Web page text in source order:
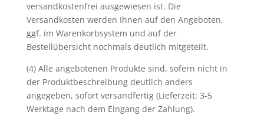
versandkostenfrei ausgewiesen ist. Die
Versandkosten werden Ihnen auf den Angeboten,
ggf. im Warenkorbsystem und auf der
Bestellübersicht nochmals deutlich mitgeteilt.
(4) Alle angebotenen Produkte sind, sofern nicht in
der Produktbeschreibung deutlich anders
angegeben, sofort versandfertig (Lieferzeit: 3-5
Werktage nach dem Eingang der Zahlung).